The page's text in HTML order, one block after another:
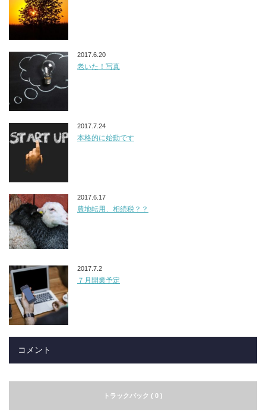
2017.6.20
老いた！写真
2017.7.24
本格的に始動です
2017.6.17
農地転用、相続税？？
2017.7.2
７月開業予定
コメント
トラックバック ( 0 )